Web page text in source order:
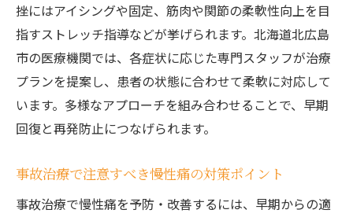
挫にはアイシングや固定、筋肉や関節の柔軟性向上を目
指すストレッチ指導などが挙げられます。北海道北広島
市の医療機関では、各症状に応じた専門スタッフが治療
プランを提案し、患者の状態に合わせて柔軟に対応して
います。多様なアプローチを組み合わせることで、早期
回復と再発防止につなげられます。
事故治療で注意すべき慢性痛の対策ポイント
事故治療で慢性痛を予防・改善するには、早期からの適